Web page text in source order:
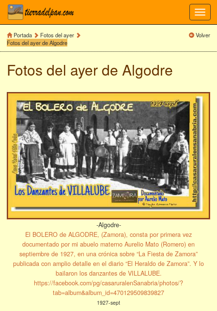
Portada
Fotos del ayer
Fotos del ayer de Algodre
Volver
Fotos del ayer de Algodre
-Algodre-
El BOLERO de ALGODRE, (Zamora), consta por primera vez
documentado por mi abuelo materno Aurelio Mato (Romero) en
septiembre de 1927, en una crónica sobre “La Fiesta de Zamora”
publicada con amplio detalle en el diario “El Heraldo de Zamora”. Y lo
bailaron los danzantes de VILLALUBE.
https://facebook.com/pg/casaruralenSanabria/photos/?
tab=album&album_id=470129509839827
1927-sept